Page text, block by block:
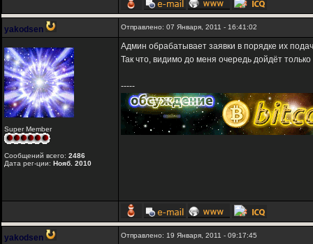
yakodsen Отправлено: 07 Января, 2011 - 16:41:02
Super Member
Сообщений всего: 2486
Дата рег-ции: Нояб. 2010
Админ обрабатывает заявки в порядке их
Так что, видимо до меня очередь дойдёт
-----
yakodsen Отправлено: 19 Января, 2011 - 09:17:45